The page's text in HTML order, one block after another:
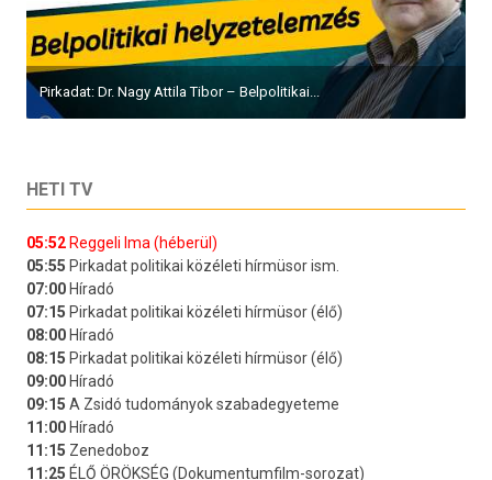
Pirkadat: Dr. Nagy Attila Tibor – Belpolitikai...
HETI TV